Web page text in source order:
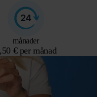
månader
€ per månad